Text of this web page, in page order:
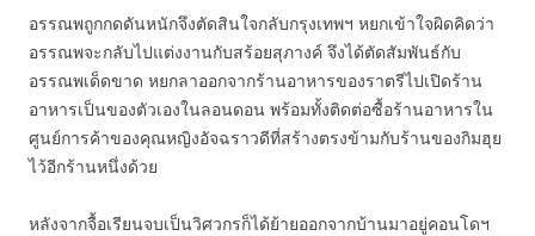
อรรณพถูกกดดันหนักจึงตัดสินใจกลับกรุงเทพฯ หยกเข้าใจผิดคิดว่า
อรรณพจะกลับไปแต่งงานกับสร้อยสุภางค์ จึงได้ตัดสัมพันธ์กับ
อรรณพเด็ดขาด หยกลาออกจากร้านอาหารของราตรีไปเปิดร้าน
อาหารเป็นของตัวเองในลอนดอน พร้อมทั้งติดต่อซื้อร้านอาหารใน
ศูนย์การค้าของคุณหญิงอัจฉราวดีที่สร้างตรงข้ามกับร้านของกิมฮุย
ไว้อีกร้านหนึ่งด้วย
หลังจากจื้อเรียนจบเป็นวิศวกรก็ได้ย้ายออกจากบ้านมาอยู่คอนโดฯ